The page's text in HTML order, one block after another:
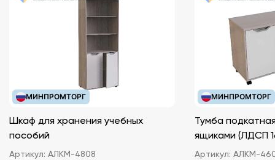
МИНПРОМТОРГ
Шкаф для хранения учебных
пособий
Артикул: АЛКМ-4808
МИНПРОМТОРГ
Тумба
ящиками
Артикул: АЛКМ-